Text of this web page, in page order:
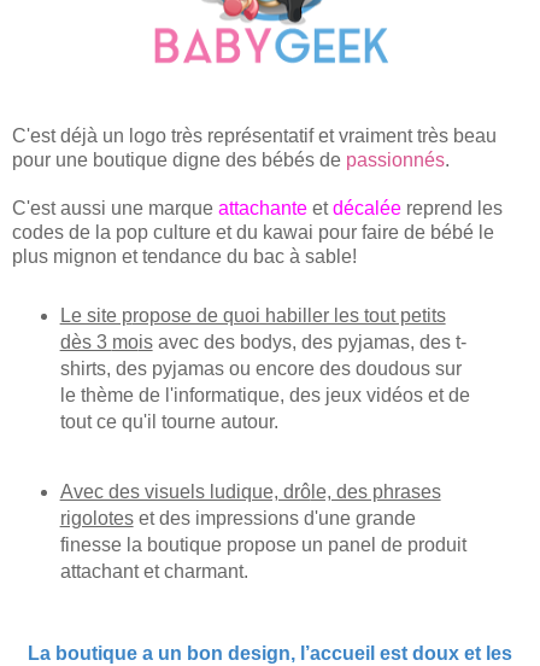
C'est déjà un logo très représentatif et vraiment très beau
pour une boutique digne des bébés de passionnés.
C'est aussi une marque attachante etdécalée reprend les
codes de la pop culture et du kawai pour faire de bébé le
plus mignon et tendance du bac à sable!
Le site propose de quoi habiller les tout petits
dès 3 moisavec des bodys, des pyjamas, des t-
shirts, des pyjamas ou encore des doudous sur
lethème de l'informatique, des jeux vidéoset de
tout ce qu'il tourne autour.
Avec des visuels ludique, drôle, des phrases
rigoloteset des impressions d'une grande
finesse la boutique propose un panel de produit
attachant et charmant.
La boutique a un bon design, l’accueil est doux et les